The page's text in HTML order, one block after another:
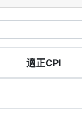
適正CPI